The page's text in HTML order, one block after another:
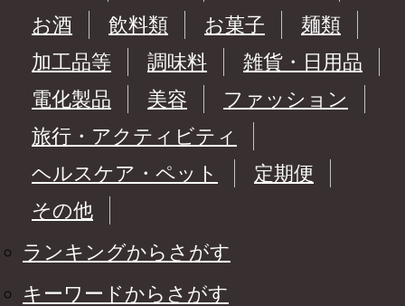
お酒
飲料類 お菓子
麺類
加工品等
調味料
雑貨・日用品
電化製品
美容
ファッション
旅行・アクティビティ
ヘルスケア・ペット
定期便
その他
ランキングからさがす
キーワードからさがす